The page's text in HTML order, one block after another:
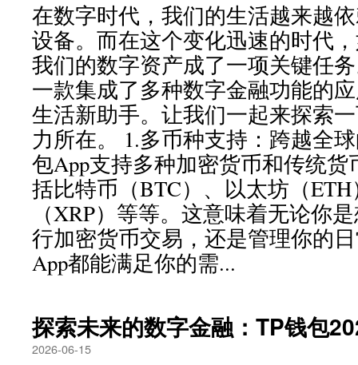
在数字时代，我们的生活越来越
设备。而在这个变化迅速的时代
我们的数字资产成了一项关键任
一款集成了多种数字金融功能的
生活新助手。让我们一起来探索
力所在。 1.多币种支持：跨越全
包App支持多种加密货币和传统
括比特币（BTC）、以太坊（
（XRP）等等。这意味着无论你
行加密货币交易，还是管理你的
App都能满足你的需...
探索未来的数字金融：TP钱包
2026-06-15